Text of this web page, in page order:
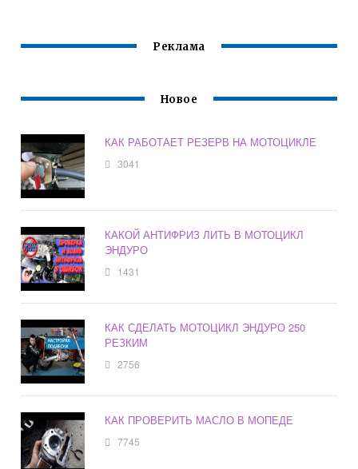
Реклама
Новое
КАК РАБОТАЕТ РЕЗЕРВ НА МОТОЦИКЛЕ
3041
КАКОЙ АНТИФРИЗ ЛИТЬ В МОТОЦИКЛ
ЭНДУРО
1431
КАК СДЕЛАТЬ МОТОЦИКЛ ЭНДУРО 250
РЕЗКИМ
2756
КАК ПРОВЕРИТЬ МАСЛО В МОПЕДЕ
7745